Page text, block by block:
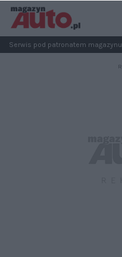
Serwis pod patronatem magazynu